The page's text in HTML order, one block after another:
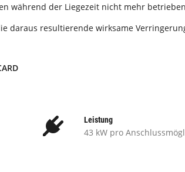
während der Liegezeit nicht mehr
daraus resultierende wirksame
Leistung
43 kW pro